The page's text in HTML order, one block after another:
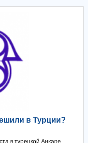
в Турции?
в турецкой Анкаре